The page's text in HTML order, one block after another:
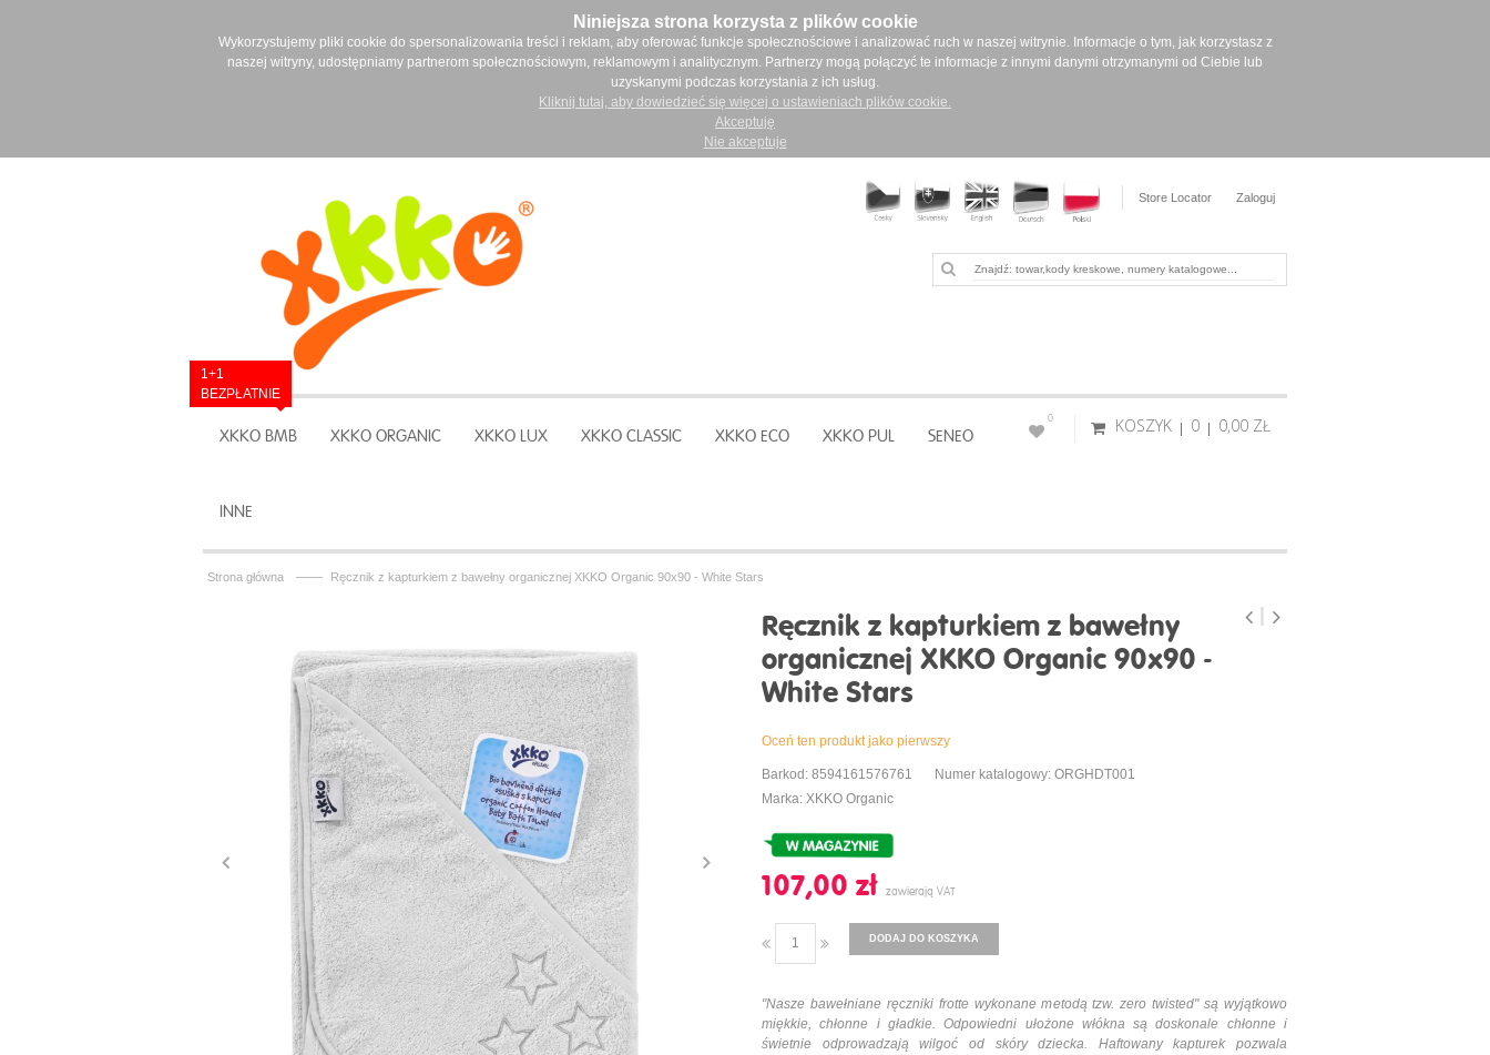
Niniejsza strona korzysta z plików cookie
Wykorzystujemy pliki cookie do spersonalizowania treści i reklam, aby oferować funkcje społecznościowe i analizować ruch w naszej witrynie. Informacje o tym, jak korzystasz z
naszej witryny, udostępniamy partnerom społecznościowym, reklamowym i analitycznym. Partnerzy mogą połączyć te informacje z innymi danymi otrzymanymi od Ciebie lub
uzyskanymi podczas korzystania z ich usług.
Kliknij tutaj, aby dowiedzieć się więcej o ustawieniach plików cookie.
Akceptuję
Nie akceptuje
Store Locator Zaloguj
XKKO BMB
1+1
BEZPŁATNIE
XKKO ORGANIC XKKO LUX XKKO CLASSIC XKKO ECO XKKO PUL SENEO
INNE
KOSZYK 0 0,00 ‎ZŁ
0
Strona główna —— Ręcznik z kapturkiem z bawełny organicznej XKKO Organic 90x90 - White Stars
Ręcznik z kapturkiem z bawełny
organicznej XKKO Organic 90x90 -
White Stars
Oceń ten produkt jako pierwszy
Barkod: 8594161576761
Numer katalogowy: ORGHDT001
Marka: XKKO Organic
107,00 ‎zł
DODAJ DO KOSZYKA
"Nasze bawełniane ręczniki frotte wykonane metodą tzw. zero twisted" są wyjątkowo
miękkie, chłonne i gładkie. Odpowiedni ułożone włókna są doskonale chłonne i
świetnie odprowadzają wilgoć od skóry dziecka. Haftowany kapturek pozwala